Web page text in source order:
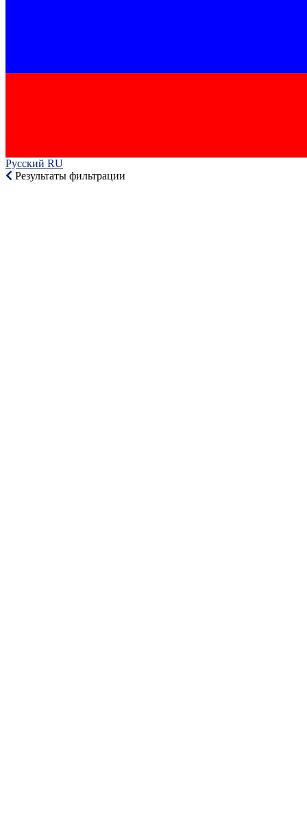
Русский RU‎
Результаты фильтрации